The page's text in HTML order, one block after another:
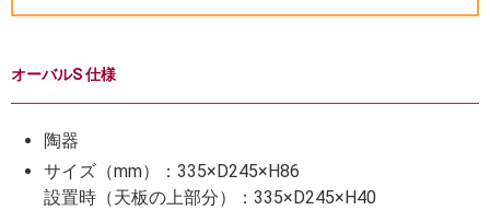
オーバルS 仕様
陶器
サイズ（mm）：335×D245×H86
設置時（天板の上部分）：335×D245×H40